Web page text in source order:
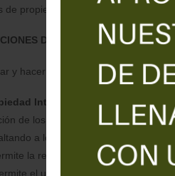
de propiedad intelectual o industrial.
DEL USUARIO
y hacer uso de esta página web,
Intelectual
: El usuario no
de los titulares de la web, o de
a los derechos de propiedad
la reproducción total, ni parcial
el uso del nombre comercial,